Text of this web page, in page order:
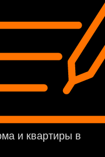
и квартиры в